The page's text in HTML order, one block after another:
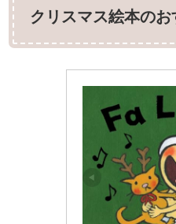
クリスマス絵本の